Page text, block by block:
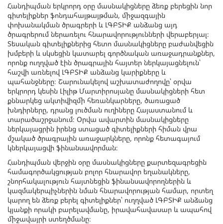
Հանդիպման երկրորդ օրը մասնակիցները ձեռք բերեցին նոր
գիտելիքներ ֆոնդահայթայթման, միջազգային
փոխանակման ծրագրերի և ԼԳԲՏԻՔ անձանց այդ
ծրագրերում ներառելու հնարավորությունների վերաբերյալ։
Տեսական գիտելիքներից հետո մասնակիցները բաժանվեցին
խմբերի և սկսեցին կատարել գործնական առաջադրանքներ,
որոնք ուղղված էին ծրագրային հայտեր ներկայացնելուն՝
հաշվի առնելով ԼԳԲՏԻՔ անձանց կարիքները և
պահանջները։ Շարունակելով աշխատաժողովը՝ օրվա
երկրորդ կեսին Լիլիթ Մարտիրոսյանը մասնակիցների հետ
քննարկեց ակտիվիզմի հեռանկարները, ծառացած
խնդիրները, դրանց լուծման ուղիները Հայաստանում և
տարածաշրջանում։ Օրվա ավարտին մասնակիցները
ներկայացրին իրենց ստացած գիտելիքների հիման վրա
մշակած ծրագրային առաջարկները, որոնք հետագայում
կներկայացվի ֆինանսավորման։
Հանդիպման վերջին օրը մասնակիցները քարտեզագրեցին
համագործակցության բոլոր հնարավոր եղանակները,
շնորհակալություն հայտնեցին ֆինանսավորողներին և
կազմակերպիչներին նման հնարավորության համար, որտեղ
կարող են ձեռք բերել գիտելիքներ՝ ուղղված ԼԳԲՏԻՔ անձանց
կյանքի որակի բարելավմանը, իրավահավասար և ապահով
միջավայրի ստեղծմանը։